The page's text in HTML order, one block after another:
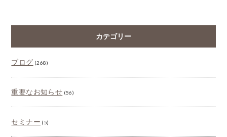
カテゴリー
ブログ (268)
重要なお知らせ (56)
セミナー (5)